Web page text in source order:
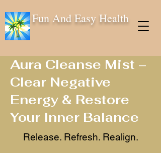
Fun And Easy Health
Aura Cleanse Mist –
Clear Negative
Energy & Restore
Your Inner Balance
Release. Refresh. Realign.